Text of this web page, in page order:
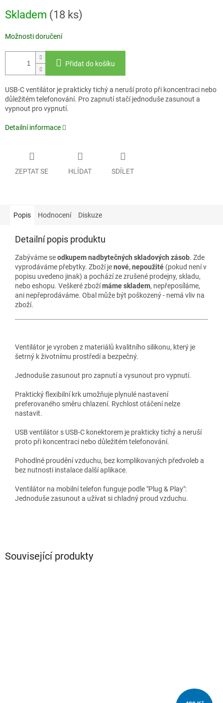
cena:
Skladem (18 ks)
Možnosti doručení
Přidat do košíku
USB-C ventilátor je prakticky tichý a neruší proto při koncentraci nebo
důležitém telefonování. Pro zapnutí stačí jednoduše zasunout a
vypnout pro vypnutí.
Detailní informace
ZEPTAT SE HLÍDAT SDÍLET
Popis Hodnocení Diskuze
Detailní popis produktu
Zabýváme seodkupem nadbytečných skladových zásob. Zde
vyprodáváme přebytky. Zboží jenové, nepoužité (pokud není v
popisu uvedeno jinak) a pochází ze zrušené prodejny, skladu,
nebo eshopu. Veškeré zbožímáme skladem, nepřeposíláme,
ani nepřeprodáváme. Obal může být poškozený - nemá vliv na
zboží.
Ventilátor je vyroben z materiálů kvalitního silikonu, který je
šetrný k životnímu prostředí a bezpečný.
Jednoduše zasunout pro zapnutí a vysunout pro vypnutí.
Praktický flexibilní krk umožňuje plynulé nastavení
preferovaného směru chlazení. Rychlost otáčení nelze
nastavit.
USB ventilátor s USB-C konektorem je prakticky tichý a neruší
proto při koncentraci nebo důležitém telefonování.
Pohodlné proudění vzduchu, bez komplikovaných předvoleb a
bez nutnosti instalace další aplikace.
Ventilátor na mobilní telefon funguje podle "Plug & Play":
Jednoduše zasunout a užívat si chladný proud vzduchu.
Související produkty